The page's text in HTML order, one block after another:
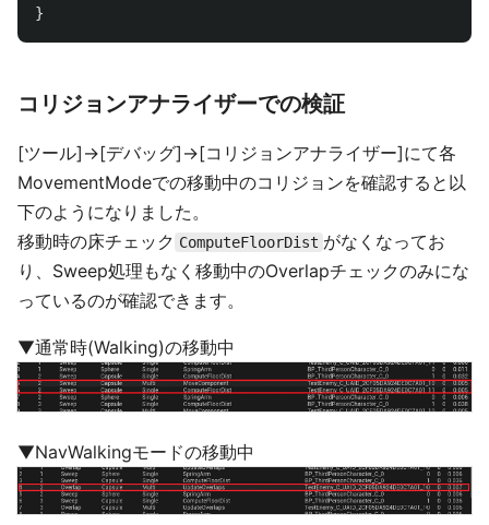
}
コリジョンアナライザーでの検証
[ツール]->[デバッグ]->[コリジョンアナライザー]にて各
MovementModeでの移動中のコリジョンを確認すると以
下のようになりました。
移動時の床チェック ComputeFloorDist がなくなってお
り、Sweep処理もなく移動中のOverlapチェックのみにな
っているのが確認できます。
▼通常時(Walking)の移動中
▼NavWalkingモードの移動中